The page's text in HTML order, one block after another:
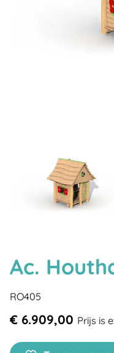
Ac.
RO405
€ 6.909,00 Prijs is